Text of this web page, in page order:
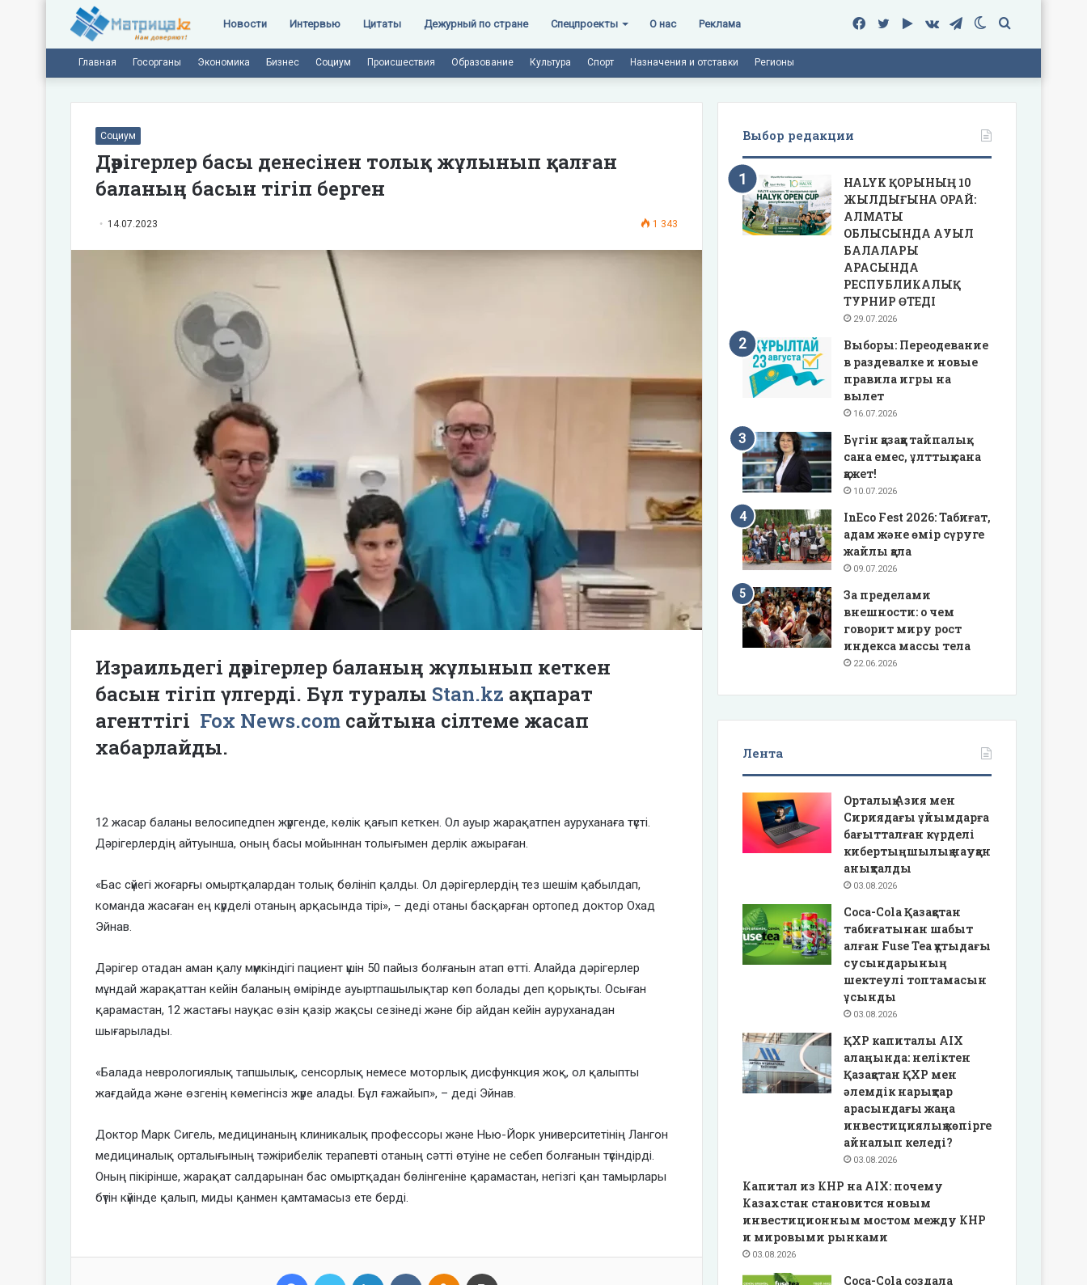
Новости Интервью Цитаты Дежурный по стране Спецпроекты О нас Реклама Поиск
Switch
Telegram
vk.com
Google
Twitter
Facebook
Главная Госорганы Экономика Бизнес Социум Происшествия Образование Культура Спорт Назначения и отставки Регионы
Социум
Дәрігерлер басы денесінен толық жұлынып қалған
баланың басын тігіп берген
14.07.2023 1 343
Израильдегі дәрігерлер баланың жұлынып кеткен
басын тігіп үлгерді. Бұл туралы Stan.kz ақпарат
агенттігі Fox News.com сайтына сілтеме жасап
хабарлайды.
12 жасар баланы велосипедпен жүргенде, көлік қағып кеткен. Ол ауыр жарақатпен ауруханаға түсті.
Дәрігерлердің айтуынша, оның басы мойыннан толығымен дерлік ажыраған.
«Бас сүйегі жоғарғы омыртқалардан толық бөлініп қалды. Ол дәрігерлердің тез шешім қабылдап,
команда жасаған ең күрделі отаның арқасында тірі», – деді отаны басқарған ортопед доктор Охад
Эйнав.
Дәрігер отадан аман қалу мүмкіндігі пациент үшін 50 пайыз болғанын атап өтті. Алайда дәрігерлер
мұндай жарақаттан кейін баланың өмірінде ауыртпашылықтар көп болады деп қорықты. Осыған
қарамастан, 12 жастағы науқас өзін қазір жақсы сезінеді және бір айдан кейін ауруханадан
шығарылады.
«Балада неврологиялық тапшылық, сенсорлық немесе моторлық дисфункция жоқ, ол қалыпты
жағдайда және өзгенің көмегінсіз жүре алады. Бұл ғажайып», – деді Эйнав.
Доктор Марк Сигель, медицинаның клиникалық профессоры және Нью-Йорк университетінің Лангон
медициналық орталығының тәжірибелік терапевті отаның сәтті өтуіне не себеп болғанын түсіндірді.
Оның пікірінше, жарақат салдарынан бас омыртқадан бөлінгеніне қарамастан, негізгі қан тамырлары
бүтін күйінде қалып, миды қанмен қамтамасыз ете берді.
Facebook Twitter LinkedIn VKontakteOdnoklassniki
Выбор редакции
HALYK ҚОРЫНЫҢ 10
ЖЫЛДЫҒЫНА ОРАЙ:
АЛМАТЫ
ОБЛЫСЫНДА АУЫЛ
БАЛАЛАРЫ
АРАСЫНДА
РЕСПУБЛИКАЛЫҚ
ТУРНИР ӨТЕДІ
29.07.2026
Выборы: Переодевание
в раздевалке и новые
правила игры на
вылет
16.07.2026
Бүгін қазаққа тайпалық
сана емес, ұлттық сана
қажет!
10.07.2026
InEco Fest 2026: Табиғат,
адам және өмір сүруге
жайлы қала
09.07.2026
За пределами
внешности: о чем
говорит миру рост
индекса массы тела
22.06.2026
Лента
Орталық Азия мен
Сириядағы ұйымдарға
бағытталған күрделі
кибертыңшылық науқан
анықталды
03.08.2026
Coca-Cola Қазақстан
табиғатынан шабыт
алған Fuse Tea құтыдағы
сусындарының
шектеулі топтамасын
ұсынды
03.08.2026
ҚХР капиталы AIX
алаңында: неліктен
Қазақстан ҚХР мен
әлемдік нарықтар
арасындағы жаңа
инвестициялық көпірге
айналып келеді?
03.08.2026
Капитал из КНР на AIX: почему
Казахстан становится новым
инвестиционным мостом между КНР
и мировыми рынками
03.08.2026
Coca-Cola создала